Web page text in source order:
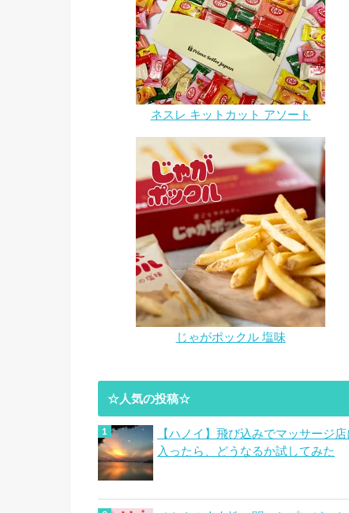
ネスレ キットカット アソート
じゃがポックル 塩味
☆人気の投稿☆
【ハノイ】飛び込みでマッサージ店
入ったら、どうなるか試してみた